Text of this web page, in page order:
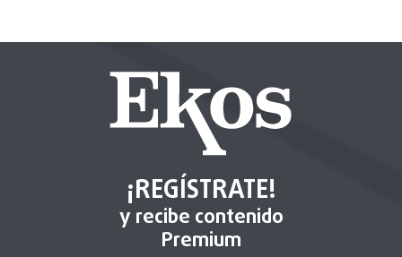
¡REGÍSTRATE!
y recibe contenido
Premium